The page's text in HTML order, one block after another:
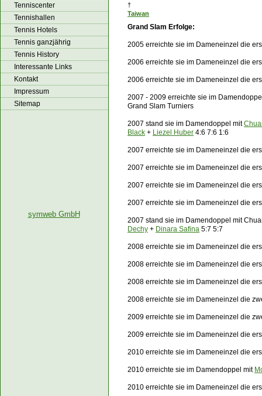
†
Taiwan
Grand Slam Erfolge:
2005 erreichte sie im Dameneinzel die
2006 erreichte sie im Dameneinzel die
2006 erreichte sie im Dameneinzel die
2007 - 2009 erreichte sie im
Grand Slam Turniers
2007 stand sie im Damendoppel mit
Black + Liezel Huber 4:6 7:6 1:6
2007 erreichte sie im Dameneinzel die
2007 erreichte sie im Dameneinzel die
2007 erreichte sie im Dameneinzel die
2007 erreichte sie im Dameneinzel die
2007 stand sie im Damendoppel mit
Dechy + Dinara Safina 5:7 5:7
2008 erreichte sie im Dameneinzel die
2008 erreichte sie im Dameneinzel die
2008 erreichte sie im Dameneinzel die
2008 erreichte sie im Dameneinzel die
2009 erreichte sie im Dameneinzel die
2009 erreichte sie im Dameneinzel die
2010 erreichte sie im Dameneinzel die
2010 erreichte sie im Damendoppel mit
2010 erreichte sie im Dameneinzel die
Tenniscenter
Tennishallen
Tennis Hotels
Tennis ganzjährig
Tennis History
Interessante Links
Kontakt
Impressum
Sitemap
symweb GmbH